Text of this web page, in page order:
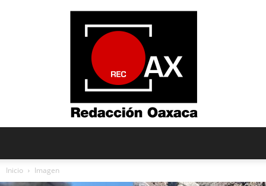
Inicio Imagen